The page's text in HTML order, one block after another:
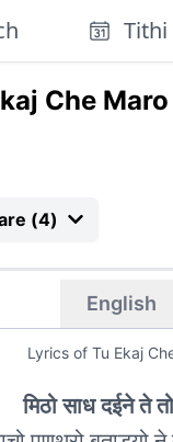
Tithi
Che Maro
(4)
English
Lyrics of Tu Ekaj
मिठो साध दईने ते